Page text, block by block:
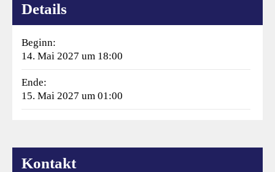
Details
Beginn:
14. Mai 2027 um 18:00
Ende:
15. Mai 2027 um 01:00
Kontakt